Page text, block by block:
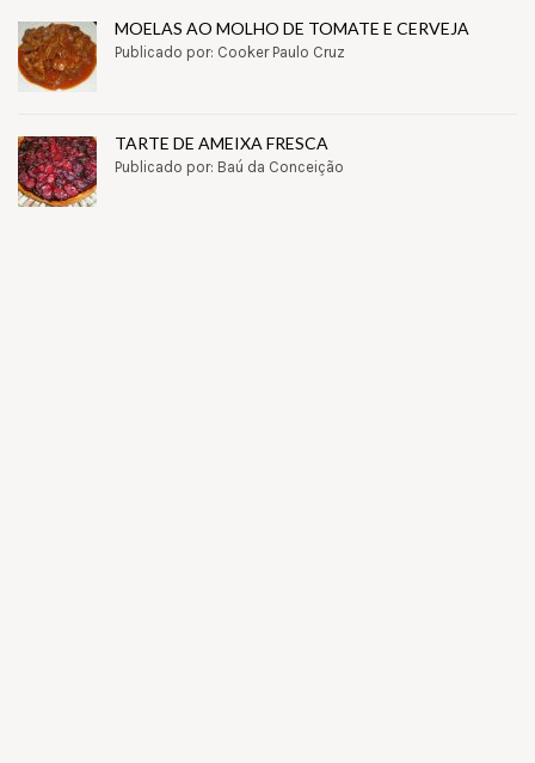
MOELAS AO MOLHO DE TOMATE E CERVEJA
Publicado por: Cooker Paulo Cruz
TARTE DE AMEIXA FRESCA
Publicado por: Baú da Conceição